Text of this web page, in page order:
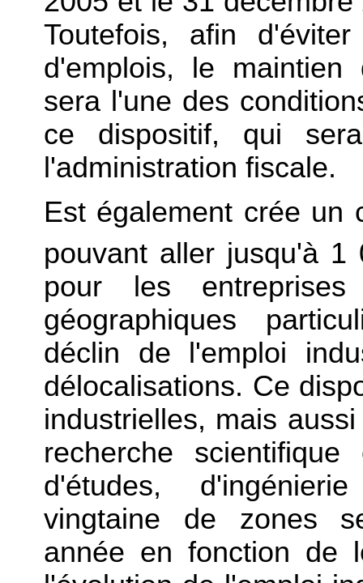
Toutefois, afin
d'emplois, le maintien
sera l'une des
ce dispositif, qui
l'administration fiscale.
Est également crée un
pouvant aller jusqu'à 1
pour les
géographiques
déclin de l'emploi
délocalisations. Ce
industrielles, mais
recherche
d'études,
vingtaine de zones
année en fonction de